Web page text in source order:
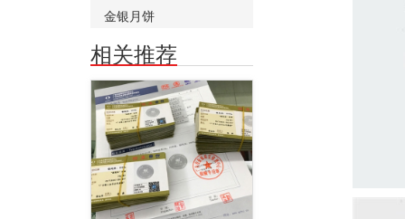
金银月饼
相关推荐